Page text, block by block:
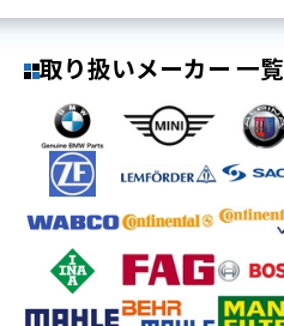
取り扱いメーカー 一覧